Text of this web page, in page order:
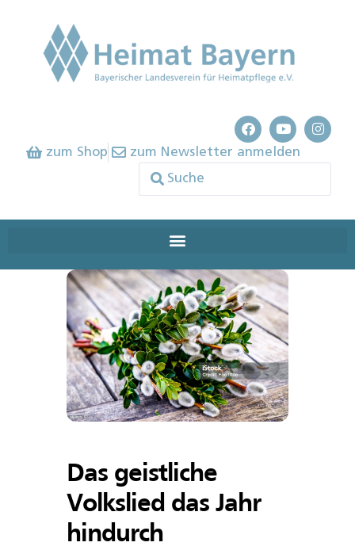
zum Shop zum Newsletter anmelden
Das geistliche
Volkslied das Jahr
hindurch